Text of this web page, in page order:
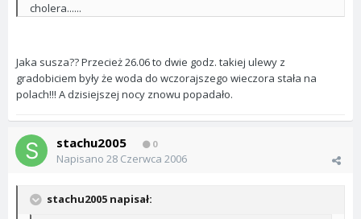
cholera......
Jaka susza?? Przecież 26.06 to dwie godz. takiej ulewy z
gradobiciem były że woda do wczorajszego wieczora stała na
polach!!! A dzisiejszej nocy znowu popadało.
stachu2005 0
Napisano 28 Czerwca 2006
stachu2005 napisał: